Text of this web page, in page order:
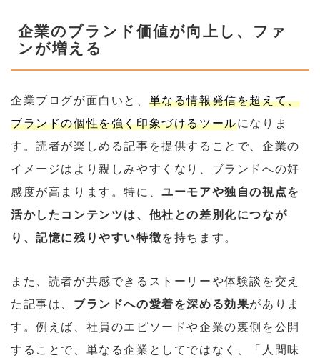
企業のブランド価値が向上し、ファ
ンが増える
企業ブログが面白いと、 単なる情報発信を超えて、
ブランドの個性を強く印象づけるツールになりま
す。読者が楽しめる記事を提供することで、企業の
イメージはより親しみやすくなり、ブランドへの好
感度が高まります。特に、ユーモアや独自の視点を
活かしたコンテンツは、他社との差別化につなが
り、記憶に残りやすい特徴を持ちます。
また、読者が共感できるストーリーや体験談を交え
た記事は、 ブランドへの愛着を深める効果がありま
す。例えば、社員のエピソードや企業の裏側を公開
することで、単なる企業としてではなく、「人間味